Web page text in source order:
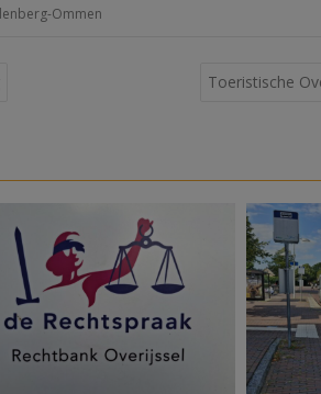
Ommen
Toeristische